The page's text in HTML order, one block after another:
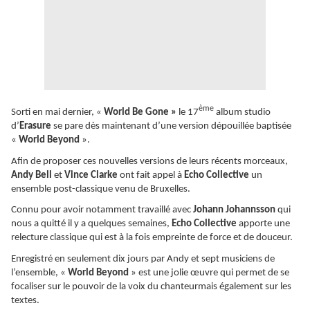
Sorti en mai dernier, « World Be Gone » le 17ème album studio
d’Erasure se pare dès maintenant d’une version dépouillée baptisée
« World Beyond ».
Afin de proposer ces nouvelles versions de leurs récents morceaux,
Andy Bell
et Vince Clarke ont fait appel à Echo Collective un
ensemble post-classique venu de Bruxelles.
Connu pour avoir notamment travaillé avec Johann Johannsson qui
nous a quitté il y a quelques semaines, Echo Collective apporte une
relecture classique qui est à la fois empreinte de force et de douceur.
Enregistré en seulement dix jours par Andy et sept musiciens de
l’ensemble, « World Beyond » est une jolie œuvre qui permet de se
focaliser sur le pouvoir de la voix du chanteurmais également sur les
textes.